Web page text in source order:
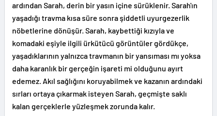
ardından Sarah, derin bir yasın içine sürüklenir. Sarah'ın
yaşadığı travma kısa süre sonra şiddetli uyurgezerlik
nöbetlerine dönüşür. Sarah, kaybettiği kızıyla ve
komadaki eşiyle ilgili ürkütücü görüntüler gördükçe,
yaşadıklarının yalnızca travmanın bir yansıması mı yoksa
daha karanlık bir gerçeğin işareti mi olduğunu ayırt
edemez. Akıl sağlığını koruyabilmek ve kazanın ardındaki
sırları ortaya çıkarmak isteyen Sarah, geçmişte saklı
kalan gerçeklerle yüzleşmek zorunda kalır.